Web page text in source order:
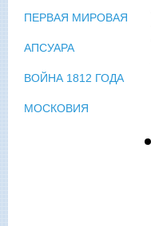
ПЕРВАЯ МИРОВАЯ
АПСУАРА
ВОЙНА 1812 ГОДА
МОСКОВИЯ